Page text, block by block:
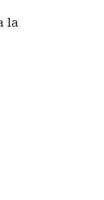
la